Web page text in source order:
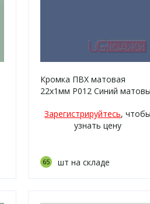
Кромка ПВХ матовая
22х1мм P012 Синий
Зарегистрируйтесь, чтобы
узнать цену
65 шт на складе